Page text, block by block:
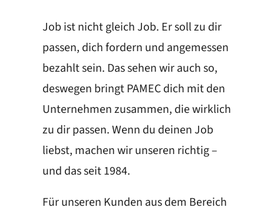
Job ist nicht gleich Job. Er soll zu dir
passen, dich fordern und angemessen
bezahlt sein. Das sehen wir auch so,
deswegen bringt PAMEC dich mit den
Unternehmen zusammen, die wirklich
zu dir passen. Wenn du deinen Job
liebst, machen wir unseren richtig –
und das seit 1984.
Für unseren Kunden aus dem Bereich